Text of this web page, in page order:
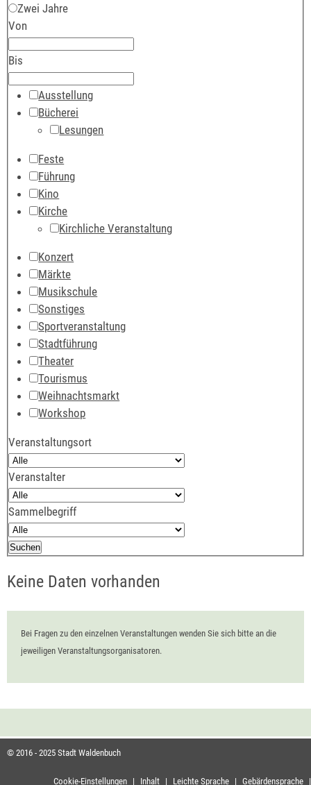
Zwei Jahre
Von
Bis
Ausstellung
Bücherei
Lesungen
Feste
Führung
Kino
Kirche
Kirchliche Veranstaltung
Konzert
Märkte
Musikschule
Sonstiges
Sportveranstaltung
Stadtführung
Theater
Tourismus
Weihnachtsmarkt
Workshop
Veranstaltungsort
Veranstalter
Sammelbegriff
Keine Daten vorhanden
Bei Fragen zu den einzelnen Veranstaltungen wenden Sie sich bitte an die
jeweiligen Veranstaltungsorganisatoren.
© 2016 - 2025 Stadt Waldenbuch
Cookie-Einstellungen | Inhalt | Leichte Sprache | Gebärdensprache |